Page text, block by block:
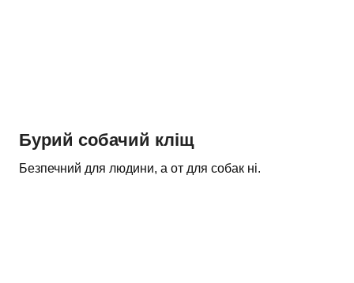
Бурий собачий кліщ
Безпечний для людини, а от для собак ні.